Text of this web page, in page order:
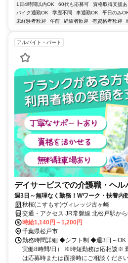
1日4時間以内OK
60代も応募可 資格取得支援あ
バイク通勤OK
学歴不問 車通勤OK 平日のみ
未経験者歓迎
午前 経験者歓迎 有資格者歓迎
アルバイト・パート
デイサービスでの介護職・ヘル
週3日～無理なく勤務！Wワーク・扶養内
秋桜(こすもす)ヴィレッジ古ヶ崎
交通・アクセス JR常磐線 北松戸駅か
時給1,140円～1,200円
千葉県松戸市
勤務時間詳細 ◆シフト制 ◆週3日～OK
実働8時間/日） ※時短勤務は応相談※
は応募時または面接時にご相談ください